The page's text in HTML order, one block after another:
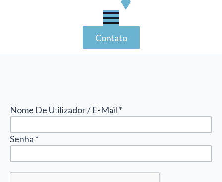
Contato
Nome De Utilizador / E-Mail *
Senha *